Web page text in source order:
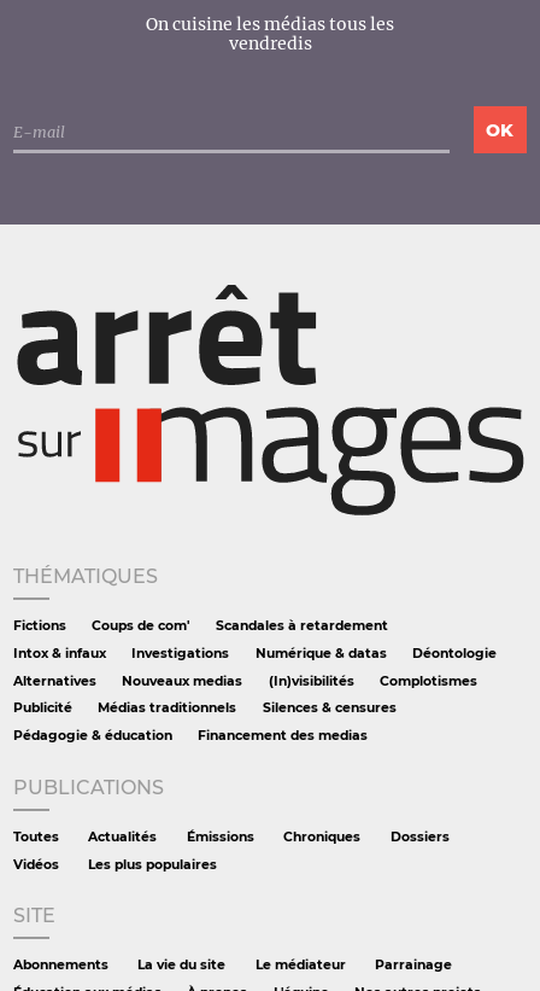
On cuisine les médias tous les
vendredis
THÉMATIQUES
Fictions Coups de com'
Scandales à retardement
Intox & infaux
Investigations Numérique & datas
Déontologie
Alternatives
Nouveaux medias (In)visibilités
Complotismes
Publicité
Médias traditionnels
Silences & censures
Pédagogie & éducation
Financement des medias
PUBLICATIONS
Toutes Actualités Émissions Chroniques
Dossiers
Vidéos
Les plus populaires
SITE
Abonnements La vie du site Le médiateur
Parrainage